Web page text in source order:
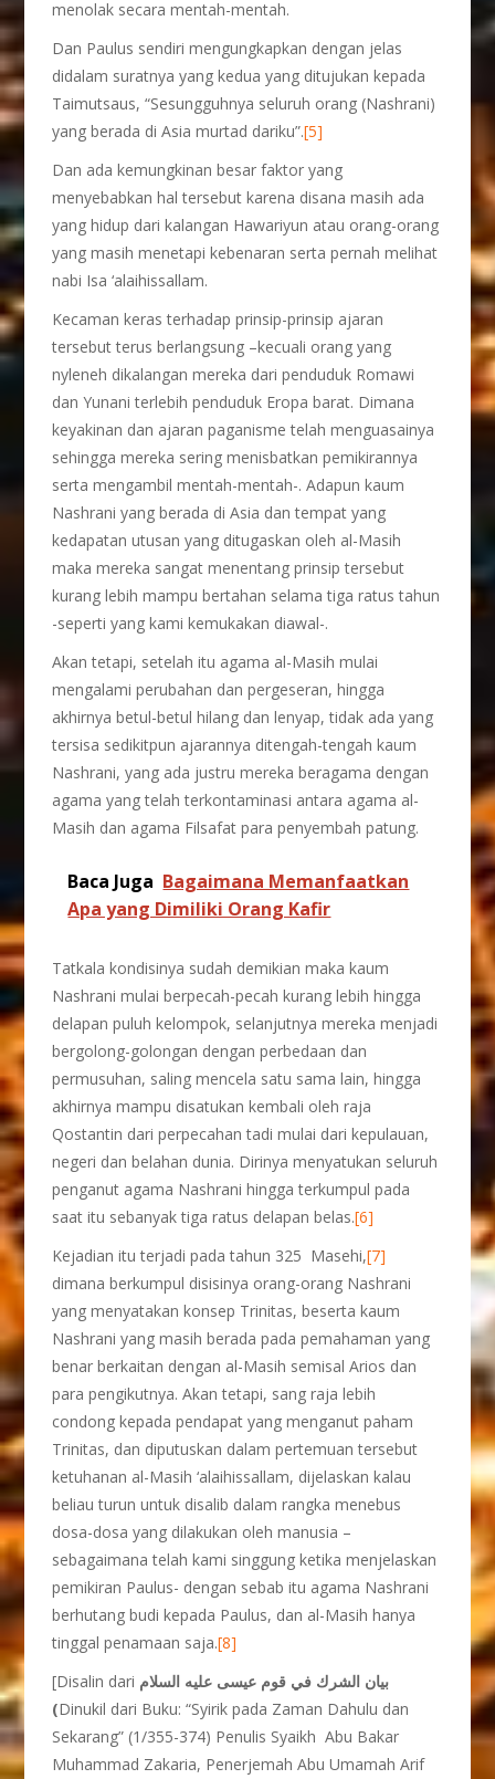
menolak secara mentah-mentah.
Dan Paulus sendiri mengungkapkan dengan jelas
didalam suratnya yang kedua yang ditujukan kepada
Taimutsaus, “Sesungguhnya seluruh orang (Nashrani)
yang berada di Asia murtad dariku”.[5]
Dan ada kemungkinan besar faktor yang
menyebabkan hal tersebut karena disana masih ada
yang hidup dari kalangan Hawariyun atau orang-orang
yang masih menetapi kebenaran serta pernah melihat
nabi Isa ‘alaihissallam.
Kecaman keras terhadap prinsip-prinsip ajaran
tersebut terus berlangsung –kecuali orang yang
nyleneh dikalangan mereka dari penduduk Romawi
dan Yunani terlebih penduduk Eropa barat. Dimana
keyakinan dan ajaran paganisme telah menguasainya
sehingga mereka sering menisbatkan pemikirannya
serta mengambil mentah-mentah-. Adapun kaum
Nashrani yang berada di Asia dan tempat yang
kedapatan utusan yang ditugaskan oleh al-Masih
maka mereka sangat menentang prinsip tersebut
kurang lebih mampu bertahan selama tiga ratus tahun
-seperti yang kami kemukakan diawal-.
Akan tetapi, setelah itu agama al-Masih mulai
mengalami perubahan dan pergeseran, hingga
akhirnya betul-betul hilang dan lenyap, tidak ada yang
tersisa sedikitpun ajarannya ditengah-tengah kaum
Nashrani, yang ada justru mereka beragama dengan
agama yang telah terkontaminasi antara agama al-
Masih dan agama Filsafat para penyembah patung.
Baca Juga Bagaimana Memanfaatkan
Apa yang Dimiliki Orang Kafir
Tatkala kondisinya sudah demikian maka kaum
Nashrani mulai berpecah-pecah kurang lebih hingga
delapan puluh kelompok, selanjutnya mereka menjadi
bergolong-golongan dengan perbedaan dan
permusuhan, saling mencela satu sama lain, hingga
akhirnya mampu disatukan kembali oleh raja
Qostantin dari perpecahan tadi mulai dari kepulauan,
negeri dan belahan dunia. Dirinya menyatukan seluruh
penganut agama Nashrani hingga terkumpul pada
saat itu sebanyak tiga ratus delapan belas.[6]
Kejadian itu terjadi pada tahun 325 Masehi,[7]
dimana berkumpul disisinya orang-orang Nashrani
yang menyatakan konsep Trinitas, beserta kaum
Nashrani yang masih berada pada pemahaman yang
benar berkaitan dengan al-Masih semisal Arios dan
para pengikutnya. Akan tetapi, sang raja lebih
condong kepada pendapat yang menganut paham
Trinitas, dan diputuskan dalam pertemuan tersebut
ketuhanan al-Masih ‘alaihissallam, dijelaskan kalau
beliau turun untuk disalib dalam rangka menebus
dosa-dosa yang dilakukan oleh manusia –
sebagaimana telah kami singgung ketika menjelaskan
pemikiran Paulus- dengan sebab itu agama Nashrani
berhutang budi kepada Paulus, dan al-Masih hanya
tinggal penamaan saja.[8]
[Disalin dari بيان الشرك في قوم عيسى عليه السلام
(Dinukil dari Buku: “Syirik pada Zaman Dahulu dan
Sekarang” (1/355-374) Penulis Syaikh Abu Bakar
Muhammad Zakaria, Penerjemah Abu Umamah Arif